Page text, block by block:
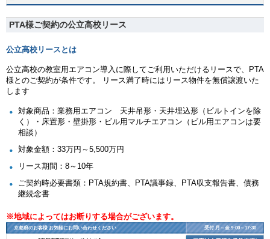
PTA様ご契約の公立高校リース
公立高校リースとは
公立高校の教室用エアコン導入に際してご利用いただけるリースで、PTA
様とのご契約が条件です。 リース満了時にはリース物件を無償譲渡いた
します
対象商品：業務用エアコン 天井吊形・天井埋込形（ビルトインを除
く）・床置形・壁掛形・ビル用マルチエアコン（ビル用エアコンは要
相談）
対象金額：33万円～5,500万円
リース期間：8～10年
ご契約時必要書類：PTA規約書、PTA議事録、PTA収支報告書、債務
継続念書
※地域によってはお断りする場合がございます。
京都府のお客様 お気軽にお問い合わせください 受付 月～金 9:00～17:30